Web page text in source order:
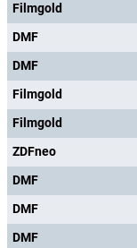
Filmgold
DMF
DMF
Filmgold
Filmgold
ZDFneo
DMF
DMF
DMF